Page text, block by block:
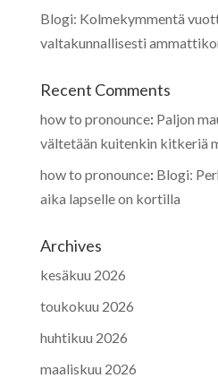
Blogi: Kolmekymmentä
valtakunnallisesti
Recent Comments
how to pronounce: Paljon
vältetään kuitenkin kitkeriä
how to pronounce: Blogi:
aika lapselle on kortilla
Archives
kesäkuu 2026
toukokuu 2026
huhtikuu 2026
maaliskuu 2026